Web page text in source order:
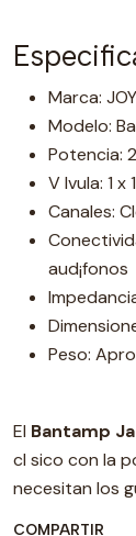
Marca:
Modelo:
Potencia:
V lvula: 1 x
Canales:
aud¡fonos
Peso:
El Bantamp
cl sico con la
necesitan los
COMPARTIR